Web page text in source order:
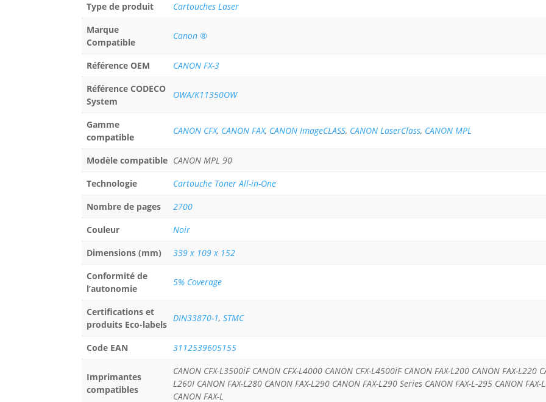
Type de produit
Cartouches Laser
Marque
Compatible
Canon ®
Référence OEM
CANON FX-3
Référence CODECO
System
OWA/K11350OW
Gamme
compatible
CANON CFX, CANON FAX, CANON ImageCLASS, CANON LaserClass, CANON MPL
Modèle compatible CANON MPL 90
Technologie
Cartouche Toner All-in-One
Nombre de pages
2700
Couleur
Noir
Dimensions (mm)
339 x 109 x 152
Conformité de
l’autonomie
5% Coverage
Certifications et
produits Eco-labels
DIN33870-1,STMC
Code EAN 3112539605155
Imprimantes
compatibles
CANON CFX-L3500iF CANON CFX-L4000 CANON CFX-L4500iF CANON FAX-L200 CANON FAX-L220
L260I CANON FAX-L280 CANON FAX-L290 CANON FAX-L290 Series CANON FAX-L-295 CANON
CANON FAX-L